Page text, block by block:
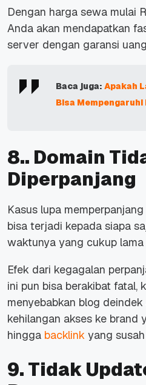
Dengan harga sewa mulai
Anda akan mendapatkan
server dengan garansi
Baca juga: Apakah
Bisa Mempengaruhi
8.. Domain
Diperpanjang
Kasus lupa
bisa terjadi kepada siapa
waktunya yang cukup lama
Efek dari kegagalan
ini pun bisa berakibat fatal,
menyebabkan blog
kehilangan akses ke brand
hingga backlink yang
9. Tidak